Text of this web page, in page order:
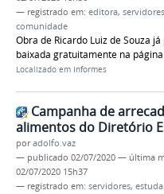
— registrado em: editora, servidores
comunidade
Obra de Ricardo Luiz de Souza
baixada gratuitamente na página
Localizado em Informes
Campanha de
alimentos do Diretório
poradolfo.vaz
— publicado 02/07/2020 — última
02/07/2020 15h37
— registrado em: servidores,